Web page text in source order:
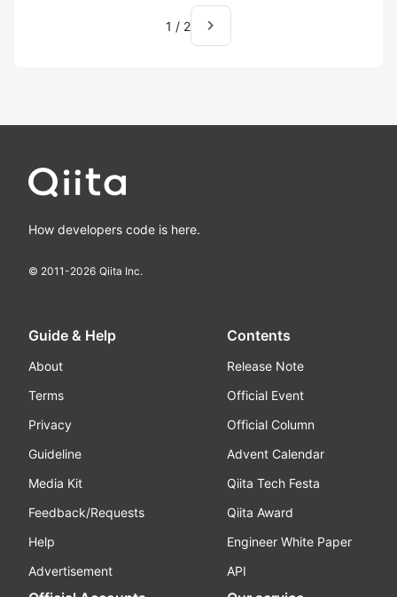
1 / 2 navigate_next
How developers code is here.
© 2011-2026 Qiita Inc.
Guide & Help
About
Terms
Privacy
Guideline
Media Kit
Feedback/Requests
Help
Advertisement
Contents
Release Note
Official Event
Official Column
Advent Calendar
Qiita Tech Festa
Qiita Award
Engineer White Paper
API